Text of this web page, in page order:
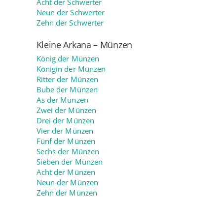
Acht der Schwerter
Neun der Schwerter
Zehn der Schwerter
Kleine Arkana – Münzen
König der Münzen
Königin der Münzen
Ritter der Münzen
Bube der Münzen
As der Münzen
Zwei der Münzen
Drei der Münzen
Vier der Münzen
Fünf der Münzen
Sechs der Münzen
Sieben der Münzen
Acht der Münzen
Neun der Münzen
Zehn der Münzen